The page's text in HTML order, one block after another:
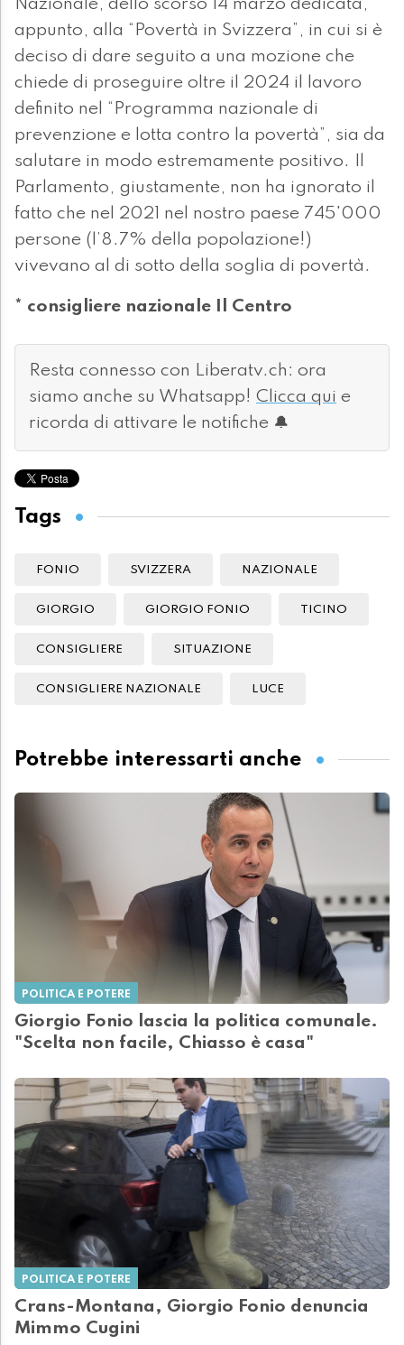
Nazionale, dello scorso 14 marzo dedicata,
appunto, alla “Povertà in Svizzera”, in cui si è
deciso di dare seguito a una mozione che
chiede di proseguire oltre il 2024 il lavoro
definito nel “Programma nazionale di
prevenzione e lotta contro la povertà”, sia da
salutare in modo estremamente positivo. Il
Parlamento, giustamente, non ha ignorato il
fatto che nel 2021 nel nostro paese 745'000
persone (l’8.7% della popolazione!)
vivevano al di sotto della soglia di povertà.
* consigliere nazionale Il Centro
Resta connesso con Liberatv.ch: ora
siamo anche su Whatsapp! Clicca qui e
ricorda di attivare le notifiche 🔔
Tags
FONIO SVIZZERA NAZIONALE
GIORGIO GIORGIO FONIO TICINO
CONSIGLIERE SITUAZIONE
CONSIGLIERE NAZIONALE LUCE
Potrebbe interessarti anche
POLITICA E POTERE
Giorgio Fonio lascia la politica comunale.
"Scelta non facile, Chiasso è casa"
POLITICA E POTERE
Crans-Montana, Giorgio Fonio denuncia
Mimmo Cugini